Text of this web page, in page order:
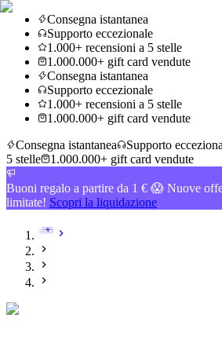
Consegna istantanea
Supporto eccezionale
1.000+ recensioni a 5 stelle
1.000.000+ gift card vendute
Consegna istantanea
Supporto eccezionale
1.000+ recensioni a 5 stelle
1.000.000+ gift card vendute
Consegna istantanea
Supporto
5 stelle
1.000.000+ gift card vendute
Buoni regalo a partire da 1 € 😱 Nuove
limitate! Scopri la liquidazione